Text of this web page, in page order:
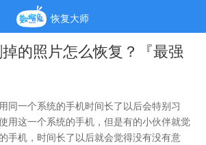
恢复大师
的照片怎么恢复？『最强
同一个系统的手机时间长了以后会特别习
用这一个系统的手机，但是有的小伙伴就觉
手机，时间长了以后就会觉得没有没有意